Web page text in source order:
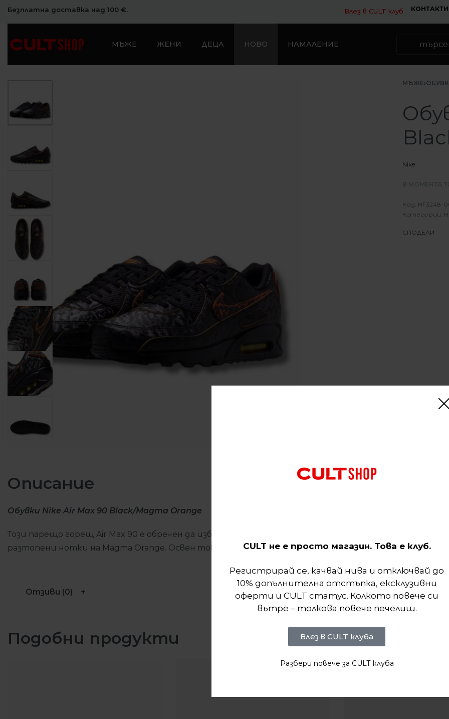
Безплатна доставка над 100 €. Влез в CULT клуб КОНТАКТИ
МЪЖЕ ЖЕНИ ДЕЦА НОВО НАМАЛЕНИЕ
МЪЖЕ›
Nike
HF3248-
Категории:
СПОДЕЛИ
Описание
Обувки Nike Air Max 90 Black/Magma Orange
Този парещо горещ Air Max 90 е обречен да избухне. Богат на пластове дизайн се отличава с
разтопени нотки на Magma Orange. Освен това, тонираният Air модул добавя леко омекотяване.
Отзиви (0)
Подобни продукти
CULT не е просто магазин. Това е клуб.
Регистрирай се, качвай нива и отключвай до
10% допълнителна отстъпка, ексклузивни
оферти и CULT статус. Колкото повече си
вътре – толкова повече печелиш.
Влез в CULT клуба
Разбери повече за CULT клуба